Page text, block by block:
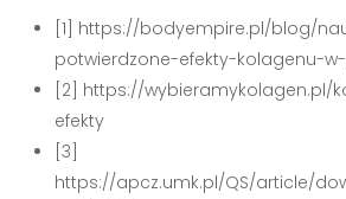
[1] https://bodyempire.pl/blog/
potwierdzone-efekty-kolagenu-
[2] https://wybieramykolagen.pl/
efekty
[3]
https://apcz.umk.pl/QS/article/